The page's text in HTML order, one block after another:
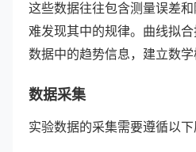
这些数据往往包含测量误差
难发现其中的规律。曲线拟
数据中的趋势信息，建立数学
数据采集
实验数据的采集需要遵循以下